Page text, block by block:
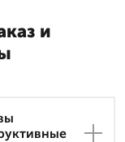
и